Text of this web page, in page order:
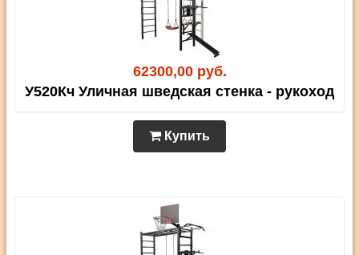
62300,00 руб.
У520Кч Уличная шведская стенка - рукоход
Купить